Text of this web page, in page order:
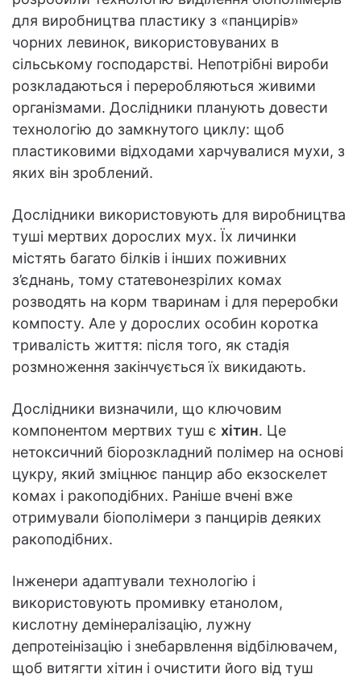
для виробництва пластику з «панцирів»
чорних левинок, використовуваних в
сільському господарстві. Непотрібні вироби
розкладаються і переробляються живими
організмами. Дослідники планують довести
технологію до замкнутого циклу: щоб
пластиковими відходами харчувалися мухи, з
яких він зроблений.
Дослідники використовують для виробництва
туші мертвих дорослих мух. Їх личинки
містять багато білків і інших поживних
з’єднань, тому статевонезрілих комах
розводять на корм тваринам і для переробки
компосту. Але у дорослих особин коротка
тривалість життя: після того, як стадія
розмноження закінчується їх викидають.
Дослідники визначили, що ключовим
компонентом мертвих туш є хітин. Це
нетоксичний біорозкладний полімер на основі
цукру, який зміцнює панцир або екзоскелет
комах і ракоподібних. Раніше вчені вже
отримували біополімери з панцирів деяких
ракоподібних.
Інженери адаптували технологію і
використовують промивку етанолом,
кислотну демінералізацію, лужну
депротеінізацію і знебарвлення відбілювачем,
щоб витягти хітин і очистити його від туш